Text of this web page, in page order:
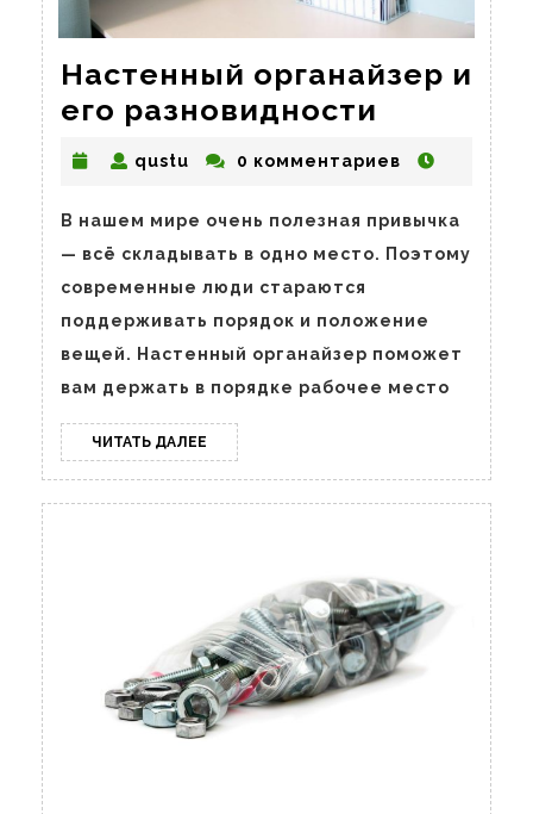
Настенный органайзер и
его разновидности
его
qustu qustu0 комментариев
В нашем мире очень полезная привычка
— всё складывать в одно место. Поэтому
современные люди стараются
поддерживать порядок и положение
вещей. Настенный органайзер поможет
вам держать в порядке рабочее место
ЧИТАТЬ ДАЛЕЕ ЧИТАТЬ
ДАЛЕЕ